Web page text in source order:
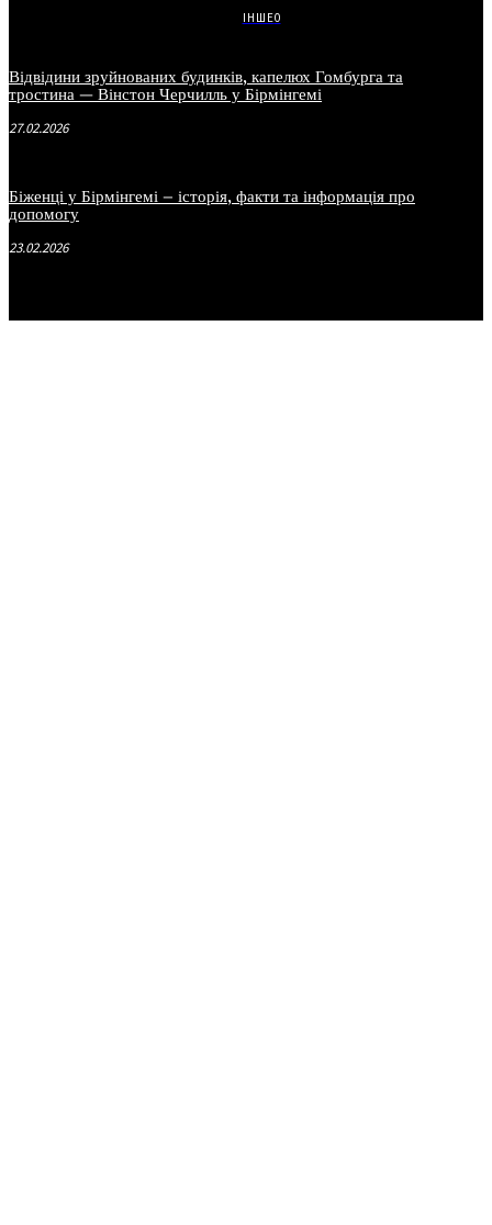
ІНШЕ0
Відвідини зруйнованих будинків, капелюх Гомбурга та
тростина — Вінстон Черчилль у Бірмінгемі
27.02.2026
Біженці у Бірмінгемі – історія, факти та інформація про
допомогу
23.02.2026